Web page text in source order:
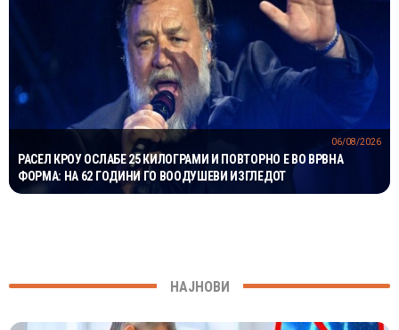
РАСЕЛ КРОУ ОСЛАБЕ 25 КИЛОГРАМИ И ПОВТОРНО Е ВО ВРВНА
ФОРМА: НА 62 ГОДИНИ ГО ВООДУШЕВИ ИЗГЛЕДОТ
06/08/2026
НАЈНОВИ